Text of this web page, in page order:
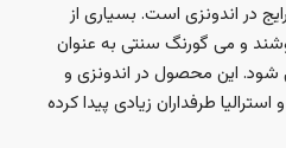
اندونزی است. بسیاری از
و می گورنگ سنتی به عنوان
این محصول در اندونزی و
طرفداران زیادی پیدا کرده